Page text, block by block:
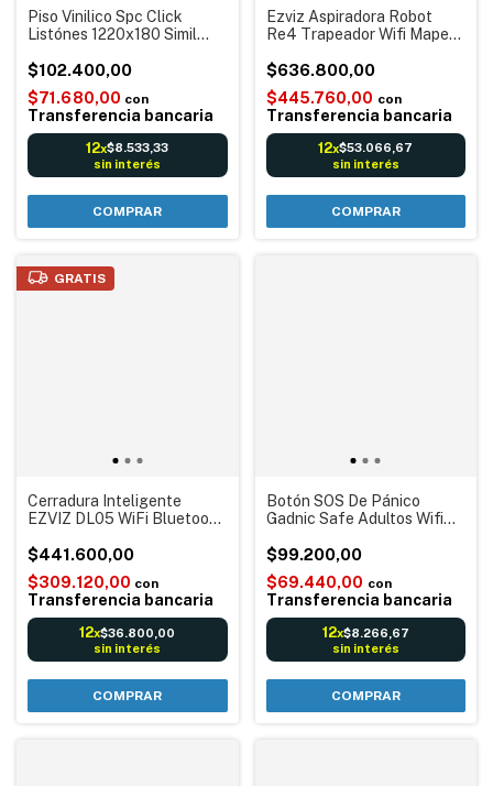
Piso Vinilico Spc Click
Listónes 1220x180 Simil
$102.400,00
$71.680,00 con
Transferencia bancaria
12x$8.533,33
sin interés
Ezviz Aspiradora Robot
Re4 Trapeador Wifi Mapeo
$636.800,00
$445.760,00 con
Transferencia bancaria
12x$53.066,67
sin interés
GRATIS
Cerradura Inteligente
EZVIZ DL05 WiFi Bluetooth
$441.600,00
$309.120,00 con
Transferencia bancaria
12x$36.800,00
sin interés
Botón SOS De Pánico
Gadnic Safe Adultos Wifi
$99.200,00
$69.440,00 con
Transferencia bancaria
12x$8.266,67
sin interés